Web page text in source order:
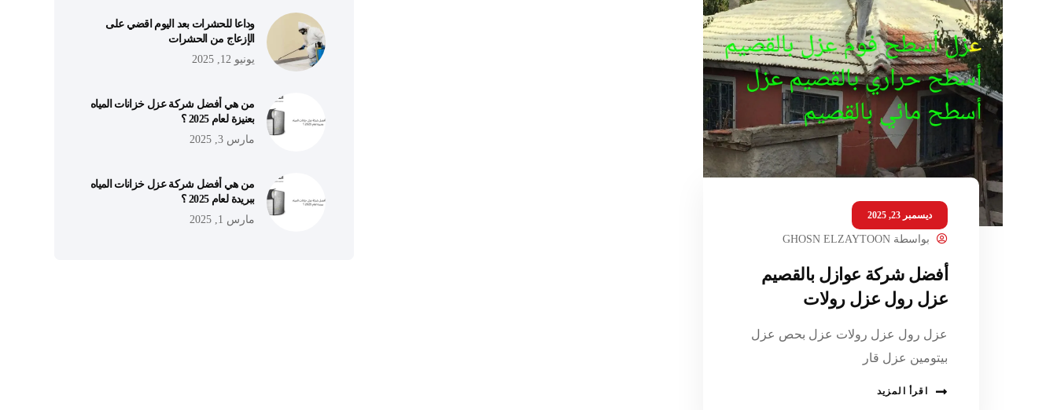
ديسمبر 23, 2025
بواسطة GHOSN ELZAYTOON
أفضل شركة عوازل بالقصيم
عزل رول عزل رولات
عزل رول عزل رولات عزل بحص عزل
بيتومين عزل قار
اقرأ المزيد
وداعا للحشرات بعد اليوم اقضي على
الإزعاج من الحشرات
يونيو 12, 2025
من هي أفضل شركة عزل خزانات المياه
بعنيزة لعام 2025 ؟
مارس 3, 2025
من هي أفضل شركة عزل خزانات المياه
ببريدة لعام 2025 ؟
مارس 1, 2025